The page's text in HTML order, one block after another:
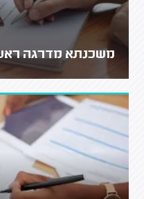
משכנתא מדרגה